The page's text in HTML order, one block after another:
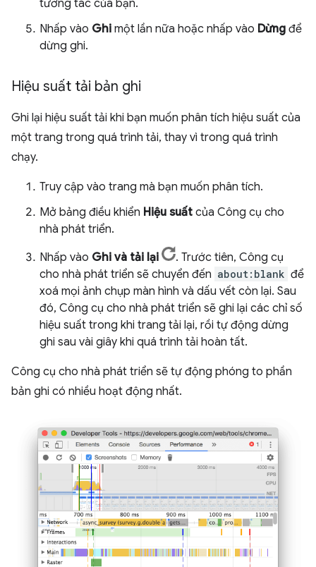
tương tác của bạn.
Nhấp vào Ghi một lần nữa hoặc nhấp vào Dừng để
dừng ghi.
Hiệu suất tải bản ghi
Ghi lại hiệu suất tải khi bạn muốn phân tích hiệu suất của
một trang trong quá trình tải, thay vì trong quá trình
chạy.
Truy cập vào trang mà bạn muốn phân tích.
Mở bảng điều khiển Hiệu suất của Công cụ cho
nhà phát triển.
Nhấp vào Ghi và tải lại
. Trước tiên, Công cụ
cho nhà phát triển sẽ chuyển đến about:blank để
xoá mọi ảnh chụp màn hình và dấu vết còn lại. Sau
đó, Công cụ cho nhà phát triển sẽ ghi lại các chỉ số
hiệu suất trong khi trang tải lại, rồi tự động dừng
ghi sau vài giây khi quá trình tải hoàn tất.
Công cụ cho nhà phát triển sẽ tự động phóng to phần
bản ghi có nhiều hoạt động nhất.